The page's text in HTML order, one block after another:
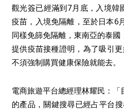
觀光簽已經滿到7月底，入境韓
疫苗，入境免隔離，至於日本6
同樣免篩免隔離，東南亞的泰
提供疫苗接種證明，為了吸引
不須強制購買健康保險就能去。
電商旅遊平台總經理林耀民：
的產品，關鍵搜尋已經占平台